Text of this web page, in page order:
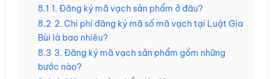
8.1 1. Đăng ký mã vạch sản phẩm ở đâu?
8.2 2. Chi phí đăng ký mã số mã vạch tại Luật Gia
Bùi là bao nhiêu?
8.3 3. Đăng ký mã vạch sản phẩm gồm những
bước nào?